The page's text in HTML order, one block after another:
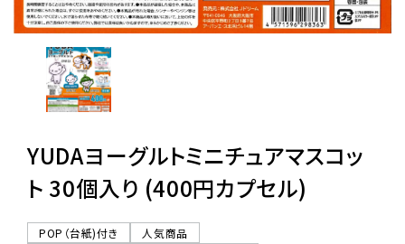
よくあるご質問
06-6282-7659
YUDAヨーグルトミニチュアマスコッ
ト 30個入り (400円カプセル)
POP（台紙)付き
人気商品